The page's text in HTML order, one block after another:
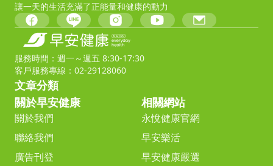
讓一天的生活充滿了正能量和健康的動力
服務時間：週一～週五 8:30-17:30
客戶服務專線：02-29128060
文章分類
關於早安健康
關於我們
聯絡我們
廣告刊登
相關網站
永悅健康官網
早安樂活
早安健康嚴選